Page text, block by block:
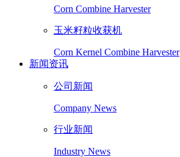
Corn Combine Harvester
玉米籽粒收获机
Corn Kernel Combine Harvester
新闻资讯
公司新闻
Company News
行业新闻
Industry News